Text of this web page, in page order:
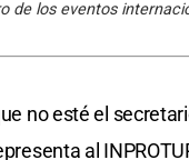
de los eventos
no esté el
al